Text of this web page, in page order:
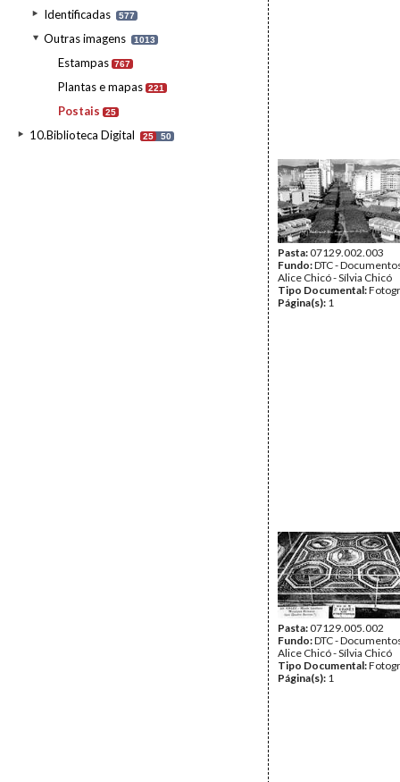
Identificadas 577
Outras imagens 1013
Estampas 767
Plantas e mapas 221
Postais 25
10.Biblioteca Digital 25 50
Pasta:07129.002.003
Fundo:DTC -
Alice Chicó - Sílvia Chicó
Tipo Documental:
Página(s): 1
Pasta:07129.005.002
Fundo:DTC -
Alice Chicó - Sílvia Chicó
Tipo Documental:
Página(s): 1